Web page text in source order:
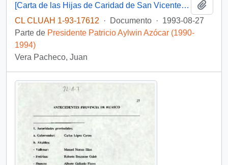
[Carta de las Hijas de Caridad de San Vicente de Paul para una solicitud de visita al Palacio de La Moneda para alumnos de 8° Básico de la Escuela Municipalizada de Cariquima]
CL CLUAH 1-93-17612
· Documento · 1993-08-27
Parte de Presidente Patricio Aylwin Azócar (1990-
1994)
Vera Pacheco, Juan